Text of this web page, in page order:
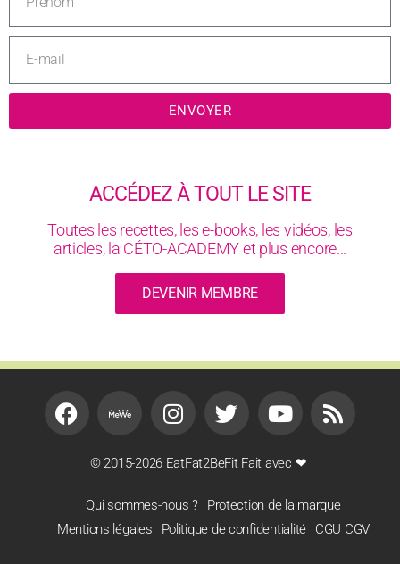
ENVOYER
ACCÉDEZ À TOUT LE SITE
Toutes les recettes, les e-books, les vidéos, les
articles, la CÉTO-ACADEMY et plus encore...
DEVENIR MEMBRE
© 2015-2026 EatFat2BeFit Fait avec ❤
Qui sommes-nous ?
Protection de la marque
Mentions légales
Politique de confidentialité CGU CGV